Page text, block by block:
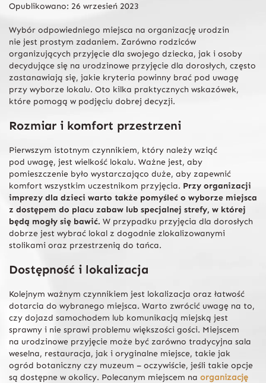
Opublikowano: 26 wrzesień 2023
Wybór odpowiedniego miejsca na organizację urodzin
nie jest prostym zadaniem. Zarówno rodziców
organizujących przyjęcie dla swojego dziecka, jak i osoby
decydujące się na urodzinowe przyjęcie dla dorosłych, często
zastanawiają się, jakie kryteria powinny brać pod uwagę
przy wyborze lokalu. Oto kilka praktycznych wskazówek,
które pomogą w podjęciu dobrej decyzji.
Rozmiar i komfort przestrzeni
Pierwszym istotnym czynnikiem, który należy wziąć
pod uwagę, jest wielkość lokalu. Ważne jest, aby
pomieszczenie było wystarczająco duże, aby zapewnić
komfort wszystkim uczestnikom przyjęcia. Przy organizacji
imprezy dla dzieci warto także pomyśleć o wyborze miejsca
z dostępem do placu zabaw lub specjalnej strefy, w której
będą mogły się bawić. W przypadku przyjęcia dla dorosłych
dobrze jest wybrać lokal z dogodnie zlokalizowanymi
stolikami oraz przestrzenią do tańca.
Dostępność i lokalizacja
Kolejnym ważnym czynnikiem jest lokalizacja oraz łatwość
dotarcia do wybranego miejsca. Warto zwrócić uwagę na to,
czy dojazd samochodem lub komunikacją miejską jest
sprawny i nie sprawi problemu większości gości. Miejscem
na urodzinowe przyjęcie może być zarówno tradycyjna sala
weselna, restauracja, jak i oryginalne miejsce, takie jak
ogród botaniczny czy muzeum – oczywiście, jeśli takie opcje
są dostępne w okolicy. Polecanym miejscem na organizację